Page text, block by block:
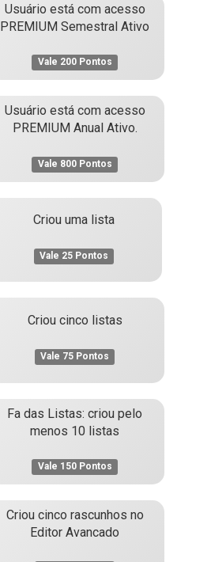
Usuário está com acesso
PREMIUM Semestral Ativo
Vale 200 Pontos
Usuário está com acesso
PREMIUM Anual Ativo.
Vale 800 Pontos
Criou uma lista
Vale 25 Pontos
Criou cinco listas
Vale 75 Pontos
Fa das Listas: criou pelo
menos 10 listas
Vale 150 Pontos
Criou cinco rascunhos no
Editor Avancado